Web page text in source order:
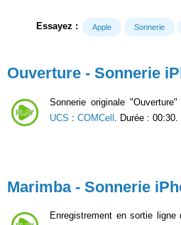
Essayez : Apple Sonnerie
Ouverture - Sonnerie
Sonnerie originale
UCS : COMCell . Durée : 00:30.
Marimba - Sonnerie
Enregistrement en sortie